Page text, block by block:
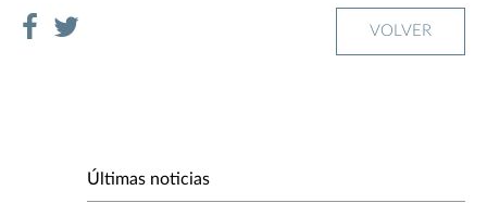
VOLVER
Últimas noticias